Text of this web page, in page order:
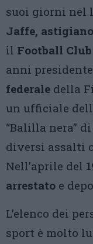
suoi giorni nel
Jaffe,
il Football Club
anni
federale della
un ufficiale
“Balilla nera”
diversi assalti
Nell’aprile del
arrestato e
L’elenco dei
sport è molto